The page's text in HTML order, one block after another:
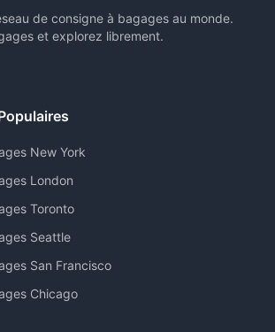
de consigne à bagages au monde.
et explorez librement.
New York
London
Toronto
Seattle
San Francisco
Chicago